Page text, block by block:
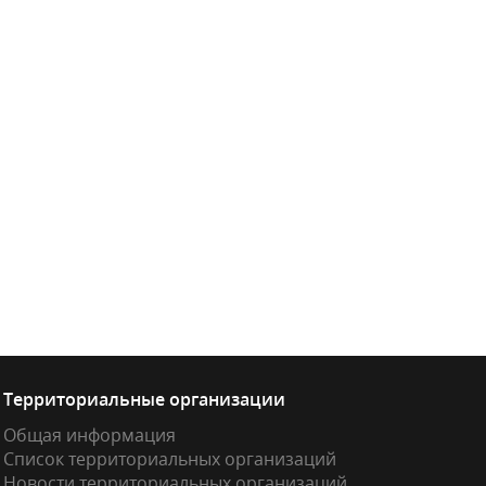
Территориальные организации
Общая информация
Список территориальных организаций